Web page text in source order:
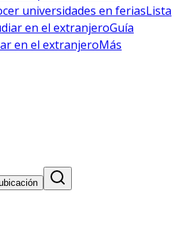
universidades en feriasLista
en el extranjeroGuía
en el extranjeroMás